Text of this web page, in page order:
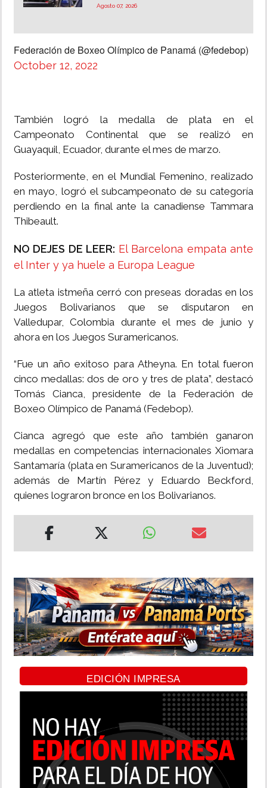
Agosto 07, 2026
Federación de Boxeo Olímpico de Panamá (@fedebop)
October 12, 2022
También logró la medalla de plata en el
Campeonato Continental que se realizó en
Guayaquil, Ecuador, durante el mes de marzo.
Posteriormente, en el Mundial Femenino, realizado
en mayo, logró el subcampeonato de su categoría
perdiendo en la final ante la canadiense Tammara
Thibeault.
NO DEJES DE LEER: El Barcelona empata ante
el Inter y ya huele a Europa League
La atleta istmeña cerró con preseas doradas en los
Juegos Bolivarianos que se disputaron en
Valledupar, Colombia durante el mes de junio y
ahora en los Juegos Suramericanos.
“Fue un año exitoso para Atheyna. En total fueron
cinco medallas: dos de oro y tres de plata”, destacó
Tomás Cianca, presidente de la Federación de
Boxeo Olímpico de Panamá (Fedebop).
Cianca agregó que este año también ganaron
medallas en competencias internacionales Xiomara
Santamaría (plata en Suramericanos de la Juventud);
además de Martín Pérez y Eduardo Beckford,
quienes lograron bronce en los Bolivarianos.
EDICIÓN IMPRESA